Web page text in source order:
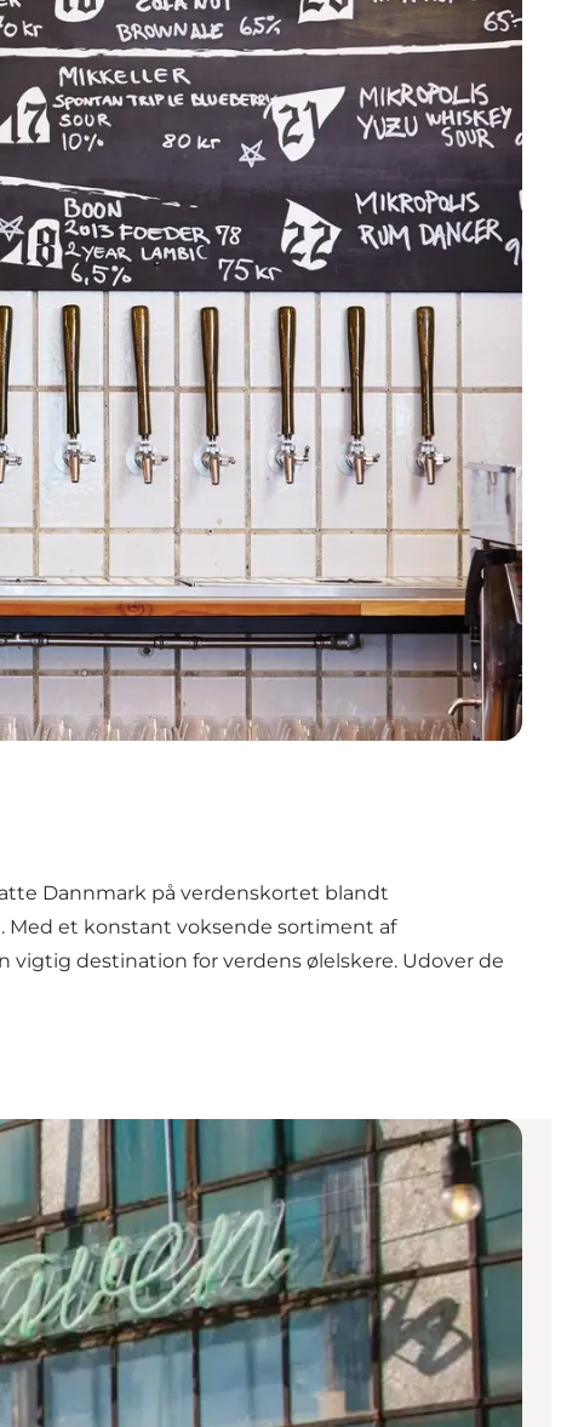
Dannmark på verdenskortet blandt
Med et konstant voksende sortiment af
destination for verdens ølelskere. Udover de